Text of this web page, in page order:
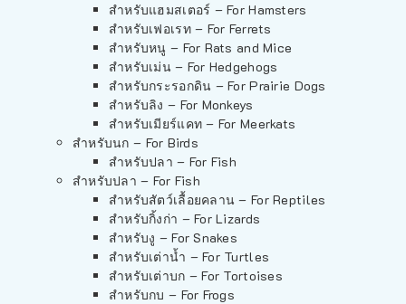
สำหรับแฮมสเตอร์ – For Hamsters
สำหรับเฟอเรท – For Ferrets
สำหรับหนู – For Rats and Mice
สำหรับเม่น – For Hedgehogs
สำหรับกระรอกดิน – For Prairie Dogs
สำหรับลิง – For Monkeys
สำหรับเมียร์แคท – For Meerkats
สำหรับนก – For Birds
สำหรับปลา – For Fish
สำหรับปลา – For Fish
สำหรับสัตว์เลื้อยคลาน – For Reptiles
สำหรับกิ้งก่า – For Lizards
สำหรับงู – For Snakes
สำหรับเต่าน้ำ – For Turtles
สำหรับเต่าบก – For Tortoises
สำหรับกบ – For Frogs